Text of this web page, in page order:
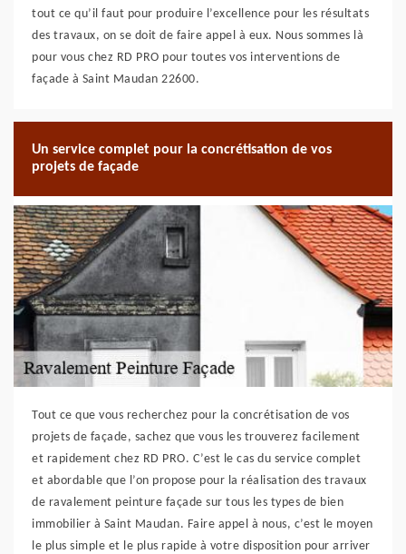
tout ce qu’il faut pour produire l’excellence pour les résultats
des travaux, on se doit de faire appel à eux. Nous sommes là
pour vous chez RD PRO pour toutes vos interventions de
façade à Saint Maudan 22600.
Un service complet pour la concrétisation de vos
projets de façade
Tout ce que vous recherchez pour la concrétisation de vos
projets de façade, sachez que vous les trouverez facilement
et rapidement chez RD PRO. C’est le cas du service complet
et abordable que l’on propose pour la réalisation des travaux
de ravalement peinture façade sur tous les types de bien
immobilier à Saint Maudan. Faire appel à nous, c’est le moyen
le plus simple et le plus rapide à votre disposition pour arriver